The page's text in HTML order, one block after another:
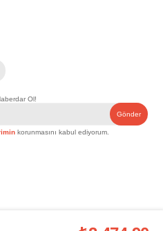
Ol!
Gönder
korunmasını kabul ediyorum.
Market
. Tüm hakları saklıdır.